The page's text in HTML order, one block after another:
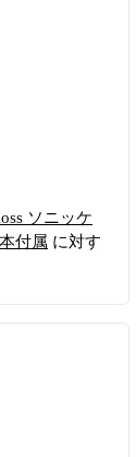
ソニッケ
付属 に対す